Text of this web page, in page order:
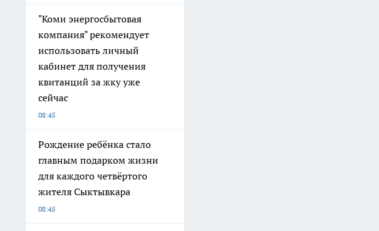
"Коми энергосбытовая
компания" рекомендует
использовать личный
кабинет для получения
квитанций за жку уже
сейчас
08:45
Рождение ребёнка стало
главным подарком жизни
для каждого четвёртого
жителя Сыктывкара
08:45